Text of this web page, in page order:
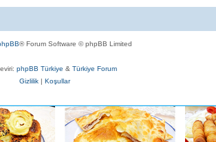
® Forum Software © phpBB Limited
phpBB Türkiye & Türkiye Forum
Gizlilik | Koşullar